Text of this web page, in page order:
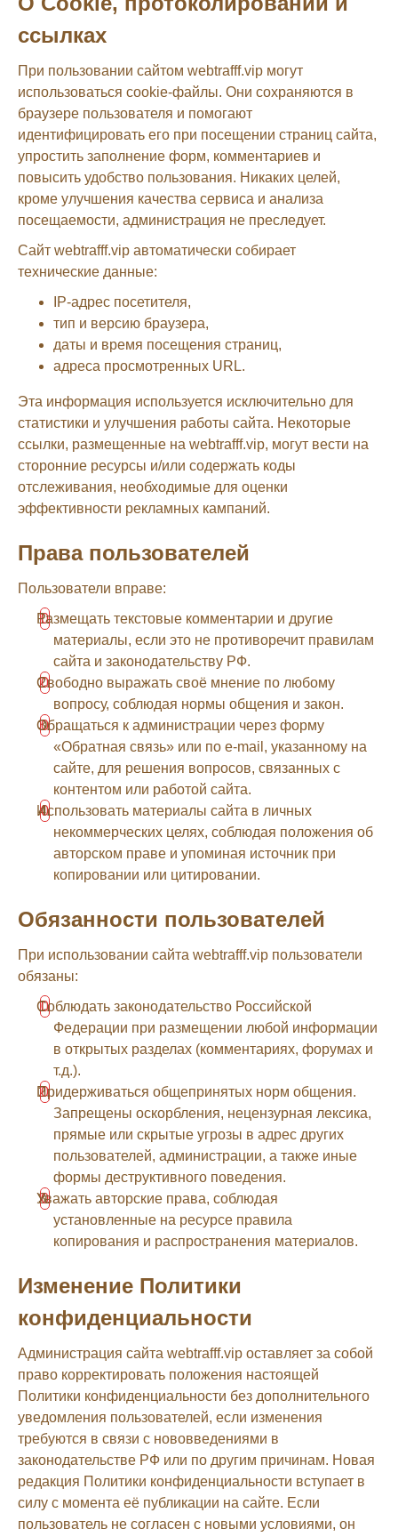
ссылках
При пользовании сайтом webtrafff.vip могут
использоваться cookie-файлы. Они сохраняются в
браузере пользователя и помогают
идентифицировать его при посещении страниц сайта,
упростить заполнение форм, комментариев и
повысить удобство пользования. Никаких целей,
кроме улучшения качества сервиса и анализа
посещаемости, администрация не преследует.
Сайт webtrafff.vip автоматически собирает
технические данные:
IP-адрес посетителя,
тип и версию браузера,
даты и время посещения страниц,
адреса просмотренных URL.
Эта информация используется исключительно для
статистики и улучшения работы сайта. Некоторые
ссылки, размещенные на webtrafff.vip, могут вести на
сторонние ресурсы и/или содержать коды
отслеживания, необходимые для оценки
эффективности рекламных кампаний.
Права пользователей
Пользователи вправе:
Размещать текстовые комментарии и другие
материалы, если это не противоречит правилам
сайта и законодательству РФ.
Свободно выражать своё мнение по любому
вопросу, соблюдая нормы общения и закон.
Обращаться к администрации через форму
«Обратная связь» или по e-mail, указанному на
сайте, для решения вопросов, связанных с
контентом или работой сайта.
Использовать материалы сайта в личных
некоммерческих целях, соблюдая положения об
авторском праве и упоминая источник при
копировании или цитировании.
Обязанности пользователей
При использовании сайта webtrafff.vip пользователи
обязаны:
Соблюдать законодательство Российской
Федерации при размещении любой информации
в открытых разделах (комментариях, форумах и
т.д.).
Придерживаться общепринятых норм общения.
Запрещены оскорбления, нецензурная лексика,
прямые или скрытые угрозы в адрес других
пользователей, администрации, а также иные
формы деструктивного поведения.
Уважать авторские права, соблюдая
установленные на ресурсе правила
копирования и распространения материалов.
Изменение Политики
конфиденциальности
Администрация сайта webtrafff.vip оставляет за собой
право корректировать положения настоящей
Политики конфиденциальности без дополнительного
уведомления пользователей, если изменения
требуются в связи с нововведениями в
законодательстве РФ или по другим причинам. Новая
редакция Политики конфиденциальности вступает в
силу с момента её публикации на сайте. Если
пользователь не согласен с новыми условиями, он